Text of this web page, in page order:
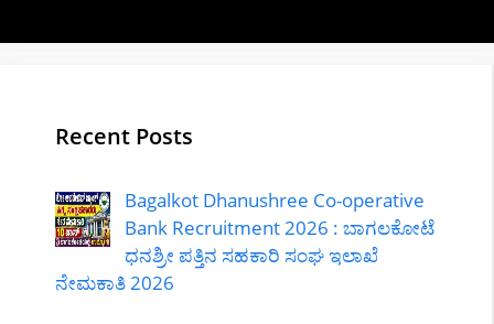
Recent Posts
Bagalkot Dhanushree Co-operative
Bank Recruitment 2026 : ಬಾಗಲಕೋಟೆ
ಧನಶ್ರೀ ಪತ್ತಿನ ಸಹಕಾರಿ ಸಂಘ ಇಲಾಖೆ
ನೇಮಕಾತಿ 2026